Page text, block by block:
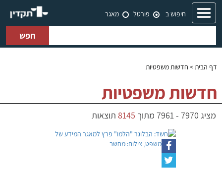
Toggle
navigation
חיפוש ב פורטל מאגר
חפש
דף הבית> חדשות משפטיות
חדשות משפטיות
מציג 7970
-
7961 מתוך 8145 תוצאות